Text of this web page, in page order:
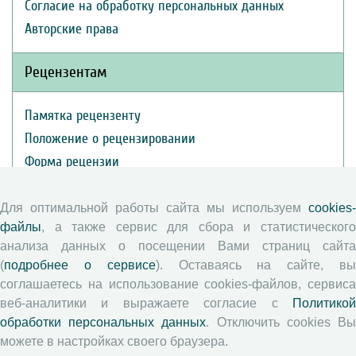
Согласие на обработку персональных данных
Авторские права
Рецензентам
Памятка рецензенту
Положение о рецензировании
Форма рецензии
Журналы ВолНЦ РАН
Экономические и социальные перемены
Проблемы развития территории
Вопросы территориального развития
Социальное пространство
Для оптимальной работы сайта мы используем cookies-
файлы, а также сервис для сбора и статистического
анализа данных о посещении Вами страниц сайта
(подробнее о сервисе). Оставаясь на сайте, вы
соглашаетесь на использование cookies-файлов, сервиса
веб-аналитики и выражаете согласие с
Политикой
обработки персональных данных. Отключить cookies Вы
можете в настройках своего браузера.